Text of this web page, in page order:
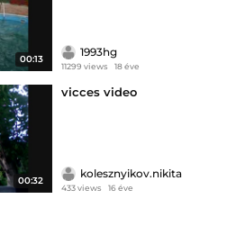
00:13
1993hg
11299 views 18 éve
00:32
vicces video
kolesznyikov.nikita
433 views 16 éve